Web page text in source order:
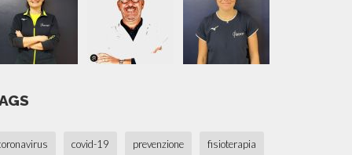
covid-19 prevenzione fisioterapia